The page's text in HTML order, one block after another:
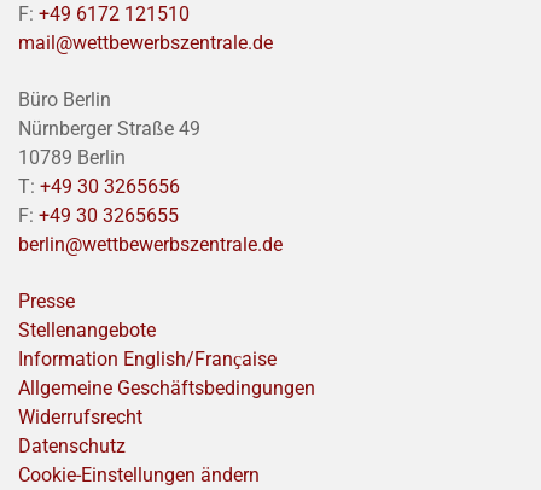
F: +49 6172 121510
mail@wettbewerbszentrale.de
Büro Berlin
Nürnberger Straße 49
10789 Berlin
T: +49 30 3265656
F: +49 30 3265655
berlin@wettbewerbszentrale.de
Presse
Stellenangebote
Information English/Franҫaise
Allgemeine Geschäftsbedingungen
Widerrufsrecht
Datenschutz
Cookie-Einstellungen ändern